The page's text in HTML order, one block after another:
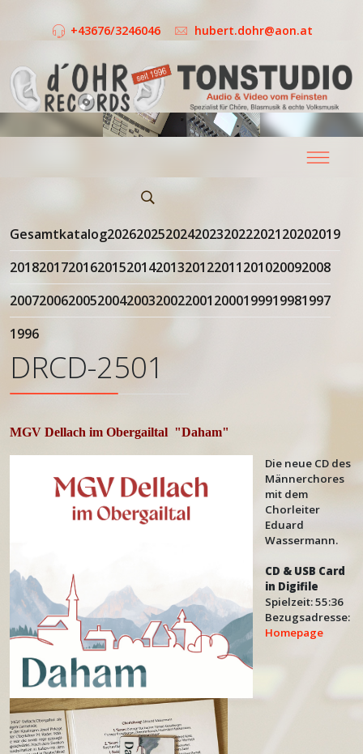
+43676/3246046 hubert.dohr@aon.at
Gesamtkatalog20262025202420232022202120202019
20182017201620152014201320122011201020092008
20072006200520042003200220012000199919981997
1996
DRCD-2501
MGV Dellach im Obergailtal "Daham"
Die neue CD des
Männerchores
mit dem
Chorleiter
Eduard
Wassermann.
CD & USB Card
in Digifile
Spielzeit: 55:36
Bezugsadresse:
Homepage